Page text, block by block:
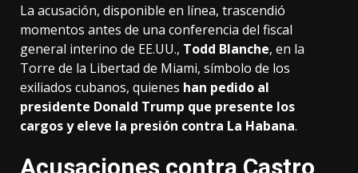
La acusación, disponible en línea, trascendió
momentos antes de una conferencia del fiscal
general interino de EE.UU., Todd Blanche, en la
Torre de la Libertad de Miami, símbolo de los
exiliados cubanos, quienes han pedido al
presidente Donald Trump que presente los
cargos y eleve la presión contra La Habana.
Acusaciones contra Castro